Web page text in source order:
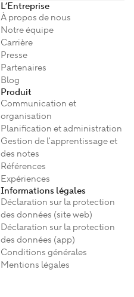
L’Entreprise
À propos de nous
Notre équipe
Carrière
Presse
Partenaires
Blog
Produit
Communication et
organisation
Planification et administration
Gestion de l'apprentissage et
des notes
Références
Expériences
Informations légales
Déclaration sur la protection
des données (site web)
Déclaration sur la protection
des données (app)
Conditions générales
Mentions légales